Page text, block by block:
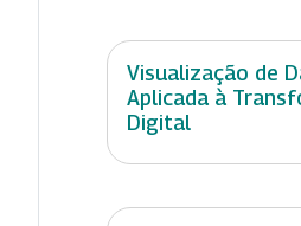
Visualização de
Aplicada à
Digital